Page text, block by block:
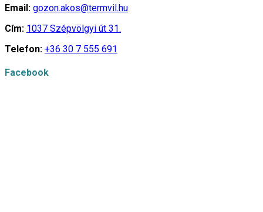
Email: gozon.akos@termvil.hu
Cím: 1037 Szépvölgyi út 31.
Telefon: +36 30 7 555 691
Facebook